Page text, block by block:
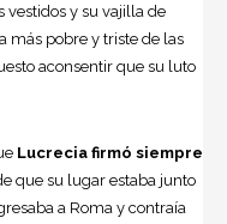
vestidos y su vajilla de
más pobre y triste de las
aconsentir que su luto
Lucrecia firmó siempre
que su lugar estaba junto
a Roma y contraía